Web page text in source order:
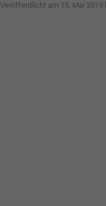
Veröffentlicht am 15. Mai 2019